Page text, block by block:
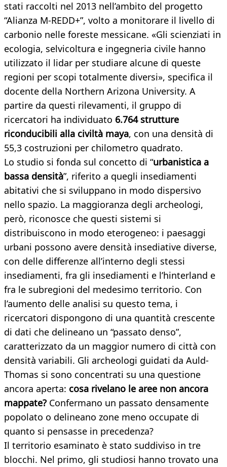
stati raccolti nel 2013 nell’ambito del progetto
“Alianza M-REDD+”, volto a monitorare il livello di
carbonio nelle foreste messicane. «Gli scienziati in
ecologia, selvicoltura e ingegneria civile hanno
utilizzato il lidar per studiare alcune di queste
regioni per scopi totalmente diversi», specifica il
docente della Northern Arizona University. A
partire da questi rilevamenti, il gruppo di
ricercatori ha individuato 6.764 strutture
riconducibili alla civiltà maya, con una densità di
55,3 costruzioni per chilometro quadrato.
Lo studio si fonda sul concetto di “urbanistica a
bassa densità”, riferito a quegli insediamenti
abitativi che si sviluppano in modo dispersivo
nello spazio. La maggioranza degli archeologi,
però, riconosce che questi sistemi si
distribuiscono in modo eterogeneo: i paesaggi
urbani possono avere densità insediative diverse,
con delle differenze all’interno degli stessi
insediamenti, fra gli insediamenti e l’hinterland e
fra le subregioni del medesimo territorio. Con
l’aumento delle analisi su questo tema, i
ricercatori dispongono di una quantità crescente
di dati che delineano un “passato denso”,
caratterizzato da un maggior numero di città con
densità variabili. Gli archeologi guidati da Auld-
Thomas si sono concentrati su una questione
ancora aperta: cosa rivelano le aree non ancora
mappate? Confermano un passato densamente
popolato o delineano zone meno occupate di
quanto si pensasse in precedenza?
Il territorio esaminato è stato suddiviso in tre
blocchi. Nel primo, gli studiosi hanno trovato una